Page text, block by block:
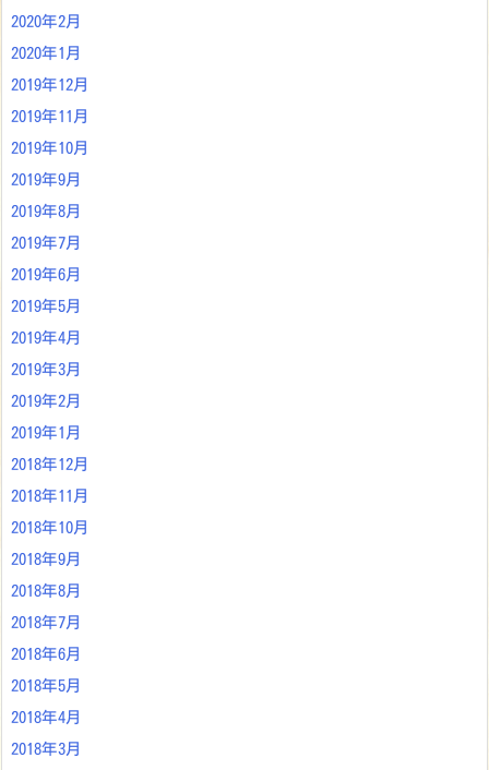
2020年2月
2020年1月
2019年12月
2019年11月
2019年10月
2019年9月
2019年8月
2019年7月
2019年6月
2019年5月
2019年4月
2019年3月
2019年2月
2019年1月
2018年12月
2018年11月
2018年10月
2018年9月
2018年8月
2018年7月
2018年6月
2018年5月
2018年4月
2018年3月